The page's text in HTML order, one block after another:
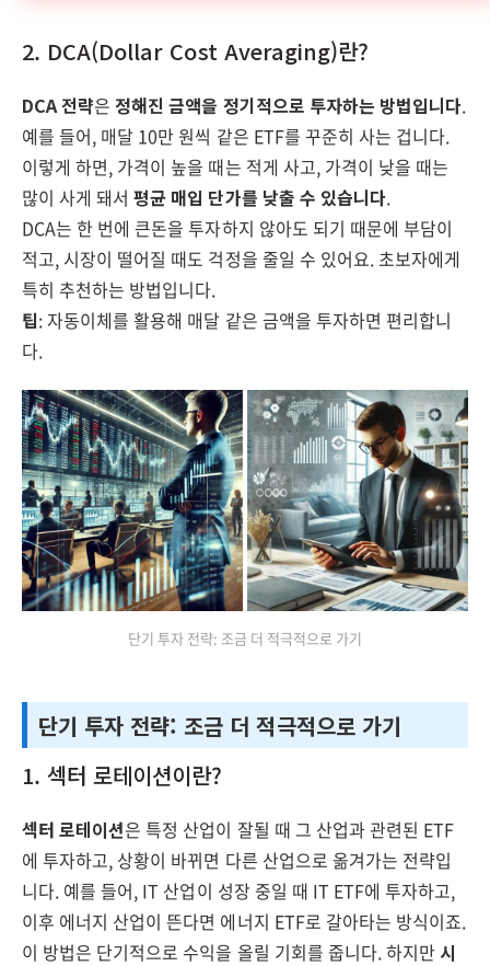
2. DCA(Dollar Cost Averaging)란?
DCA 전략은 정해진 금액을 정기적으로 투자하는 방법입니다.
예를 들어, 매달 10만 원씩 같은 ETF를 꾸준히 사는 겁니다.
이렇게 하면, 가격이 높을 때는 적게 사고, 가격이 낮을 때는
많이 사게 돼서평균 매입 단가를 낮출 수 있습니다.
DCA는 한 번에 큰돈을 투자하지 않아도 되기 때문에 부담이
적고, 시장이 떨어질 때도 걱정을 줄일 수 있어요. 초보자에게
특히 추천하는 방법입니다.
팁: 자동이체를 활용해 매달 같은 금액을 투자하면 편리합니
다.
단기 투자 전략: 조금 더 적극적으로 가기
단기 투자 전략: 조금 더 적극적으로 가기
1. 섹터 로테이션이란?
섹터 로테이션은 특정 산업이 잘될 때 그 산업과 관련된 ETF
에 투자하고, 상황이 바뀌면 다른 산업으로 옮겨가는 전략입
니다. 예를 들어, IT 산업이 성장 중일 때 IT ETF에 투자하고,
이후 에너지 산업이 뜬다면 에너지 ETF로 갈아타는 방식이죠.
이 방법은 단기적으로 수익을 올릴 기회를 줍니다. 하지만시